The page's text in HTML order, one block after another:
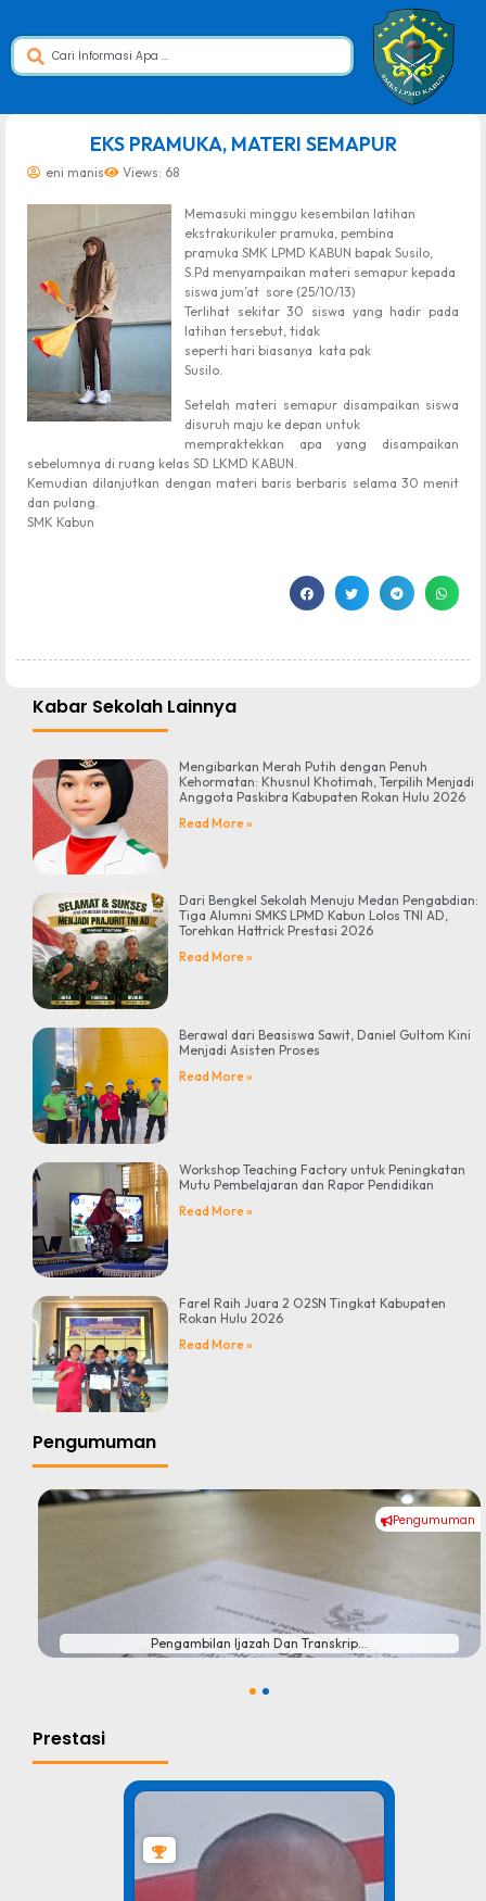
EKS PRAMUKA, MATERI SEMAPUR
eni manis Views: 68
Memasuki minggu kesembilan latihan
ekstrakurikuler pramuka, pembina
pramuka SMK LPMD KABUN bapak Susilo,
S.Pd menyampaikan materi semapur kepada
siswa jum’at sore (25/10/13)
Terlihat sekitar 30 siswa yang hadir pada
latihan tersebut, tidak
seperti hari biasanya kata pak
Susilo.
Setelah materi semapur disampaikan siswa
disuruh maju ke depan untuk
mempraktekkan apa yang disampaikan
sebelumnya di ruang kelas SD LKMD KABUN.
Kemudian dilanjutkan dengan materi baris berbaris selama 30 menit
dan pulang.
SMK Kabun
Kabar Sekolah Lainnya
Mengibarkan Merah Putih dengan Penuh
Kehormatan: Khusnul Khotimah, Terpilih Menjadi
Anggota Paskibra Kabupaten Rokan Hulu 2026
Read More »
Dari Bengkel Sekolah Menuju Medan Pengabdian:
Tiga Alumni SMKS LPMD Kabun Lolos TNI AD,
Torehkan Hattrick Prestasi 2026
Read More »
Berawal dari Beasiswa Sawit, Daniel Gultom Kini
Menjadi Asisten Proses
Read More »
Workshop Teaching Factory untuk Peningkatan
Mutu Pembelajaran dan Rapor Pendidikan
Read More »
Farel Raih Juara 2 O2SN Tingkat Kabupaten
Rokan Hulu 2026
Read More »
Pengumuman
Pengumuman
#
Pengambilan Ijazah Dan Transkrip...
Prestasi